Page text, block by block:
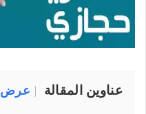
عناوين المقالة عرض